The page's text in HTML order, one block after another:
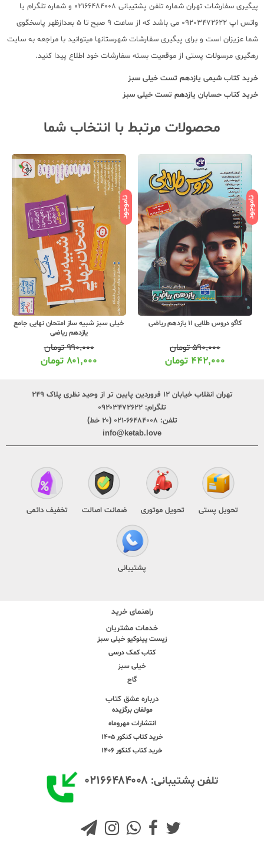
پیگیری سفارشات تهران شماره تلفن پشتیبانی 02166484008 و شماره تلگرام یا
واتس اپ 09203472622 می باشد که از ساعت 9 صبح تا 5 بعدازظهر پاسخگوی
شما عزیزان است و برای پیگیری سفارشات شهرستانها میتوانید با مراجعه به سایت
رهگیری مرسولات پستی از موقعیت بسته سفارشات خود اطلاع پیدا کنید.
خرید کتاب شیمی یازدهم تست خیلی سبز
خرید کتاب حسابان یازدهم تست خیلی سبز
محصولات مرتبط با انتخاب شما
ناموجود
کاگو دروس طلایی 11 یازدهم ریاضی
۵۹۰,۰۰۰تومان
۴۴۲,۰۰۰ تومان
ناموجود
خیلی سبز شبیه ساز امتحان نهایی جامع
یازدهم ریاضی
۹۹۰,۰۰۰تومان
۸۰۱,۰۰۰ تومان
تهران انقلاب خیابان ۱۲ فروردین پایین تر از وحید نظری پلاک ۲۴۹
تلگرام: ۰۹۲۰۳۴۷۲۶۲۲
تلفن: ۶۶۴۸۴۰۰۸-۰۲۱ (۲۰ خط)
info@ketab.love
تحویل پستی تحویل موتوری ضمانت اصالت تخفیف دائمی
پشتیبانی
راهنمای خرید
خدمات مشتریان
زیست پینوکیو خیلی سبز
کتاب کمک درسی
خیلی سبز
گاج
درباره عشق کتاب
مولفان برگزیده
انتشارات مهروماه
خرید کتاب کنکور 1405
خرید کتاب کنکور 1406
تلفن پشتیبانی: ۰۲۱۶۶۴۸۴۰۰۸